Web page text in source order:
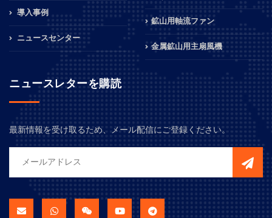
導入事例
ニュースセンター
鉱山用軸流ファン
金属鉱山用主扇風機
ニュースレターを購読
最新情報を受け取るため、メール配信にご登録ください。